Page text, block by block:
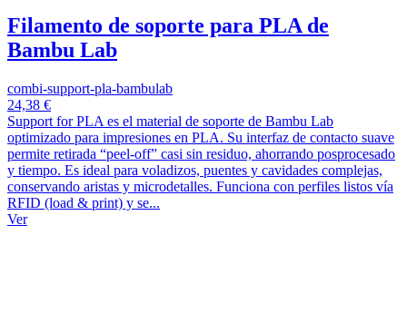
Filamento de soporte para PLA de
Bambu Lab
combi-support-pla-bambulab
24,38 €
Support for PLA es el material de soporte de Bambu Lab
optimizado para impresiones en PLA. Su interfaz de contacto suave
permite retirada “peel-off” casi sin residuo, ahorrando posprocesado
y tiempo. Es ideal para voladizos, puentes y cavidades complejas,
conservando aristas y microdetalles. Funciona con perfiles listos vía
RFID (load & print) y se...
Ver